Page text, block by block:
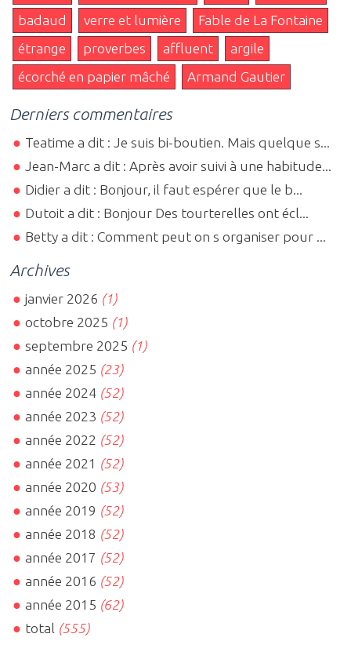
badaud
verre et lumière
Fable de La Fontaine
étrange
proverbes affluent
argile
écorché en papier mâché
Armand Gautier
Derniers commentaires
Teatime a dit : Je suis bi-boutien. Mais quelque s...
Jean-Marc a dit : Après avoir suivi à une habitude...
Didier a dit : Bonjour, il faut espérer que le b...
Dutoit a dit : Bonjour Des tourterelles ont écl...
Betty a dit : Comment peut on s organiser pour ...
Archives
janvier 2026 (1)
octobre 2025 (1)
septembre 2025 (1)
année 2025 (23)
année 2024 (52)
année 2023 (52)
année 2022 (52)
année 2021 (52)
année 2020 (53)
année 2019 (52)
année 2018 (52)
année 2017 (52)
année 2016 (52)
année 2015 (62)
total (555)